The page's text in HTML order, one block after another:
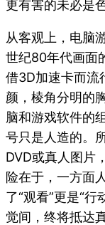
更有害的未必是色
从客观上，电脑
世纪80年代画面
借3D加速卡而流
颜，棱角分明的
脑和游戏软件的
号只是人造的。
DVD或真人图片
险在于，一方面
了“观看”更是“
觉间，终将抵达